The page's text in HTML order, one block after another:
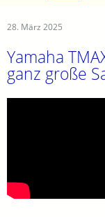
28. März 2025
Yamaha
ganz große